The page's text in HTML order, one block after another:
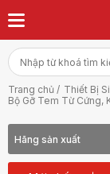
Trang chủ / Thiết Bị
Bộ Gỡ Tem Từ Cứng,